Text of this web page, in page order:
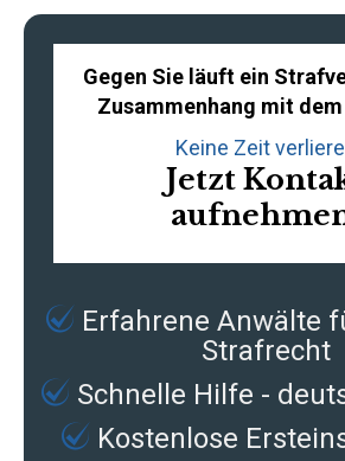
Gegen Sie läuft ein
Zusammenhang mit
Keine Zeit
Jetzt
Erfahrene Anwälte
Strafrecht
Schnelle Hilfe -
Kostenlose